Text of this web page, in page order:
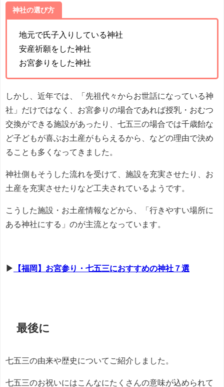
神社の選び方
地元で氏子入りしている神社
安産祈願をした神社
お宮参りをした神社
しかし、近年では、「先祖代々からお世話になっている神
社」だけではなく、お宮参りの場合であれば授乳・おむつ
交換ができる施設があったり、七五三の場合では千歳飴な
ど子どもが喜ぶお土産がもらえるから、などの理由で決め
ることも多くなってきました。
神社側もそうした流れを受けて、施設を充実させたり、お
土産を充実させたりなど工夫されているようです。
こうした施設・お土産情報などから、「行きやすい場所に
ある神社にする」のが主流となっています。
▶ 【福岡】お宮参り・七五三におすすめの神社７選
最後に
七五三の由来や歴史についてご紹介しました。
七五三のお祝いにはこんなにたくさんの意味が込められて